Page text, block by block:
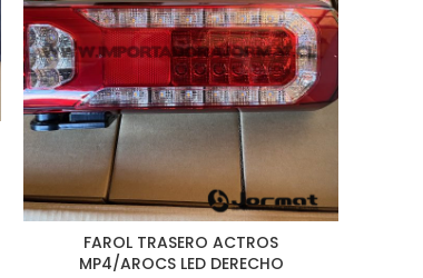
FAROL TRASERO ACTROS
MP4/AROCS LED DERECHO